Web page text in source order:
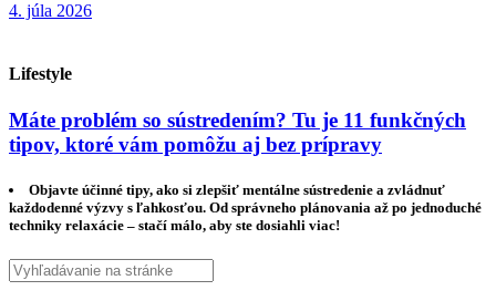
4. júla 2026
Lifestyle
Máte problém so sústredením? Tu je 11 funkčných
tipov, ktoré vám pomôžu aj bez prípravy
Objavte účinné tipy, ako si zlepšiť mentálne sústredenie a zvládnuť
každodenné výzvy s ľahkosťou. Od správneho plánovania až po jednoduché
techniky relaxácie – stačí málo, aby ste dosiahli viac!